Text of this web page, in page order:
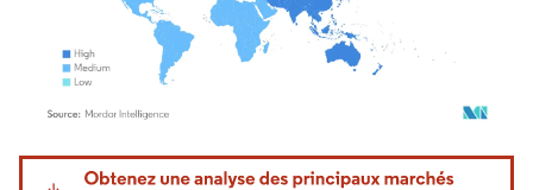
Image © Mordor Intelligence. La réutilisation nécessite une attribution sous CC BY